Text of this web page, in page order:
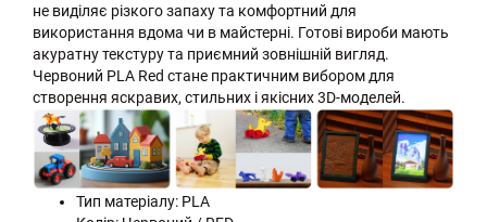
не виділяє різкого запаху та комфортний для
використання вдома чи в майстерні. Готові вироби мають
акуратну текстуру та приємний зовнішній вигляд.
Червоний PLA Red стане практичним вибором для
створення яскравих, стильних і якісних 3D-моделей.
Тип матеріалу: PLA